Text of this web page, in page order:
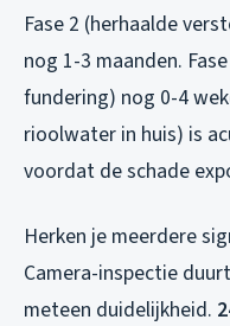
Fase 2 (herhaalde
nog 1-3 maanden.
fundering) nog 0-4
rioolwater in huis) is
voordat de schade
Herken je meerdere
Camera-inspectie
meteen duidelijkheid.